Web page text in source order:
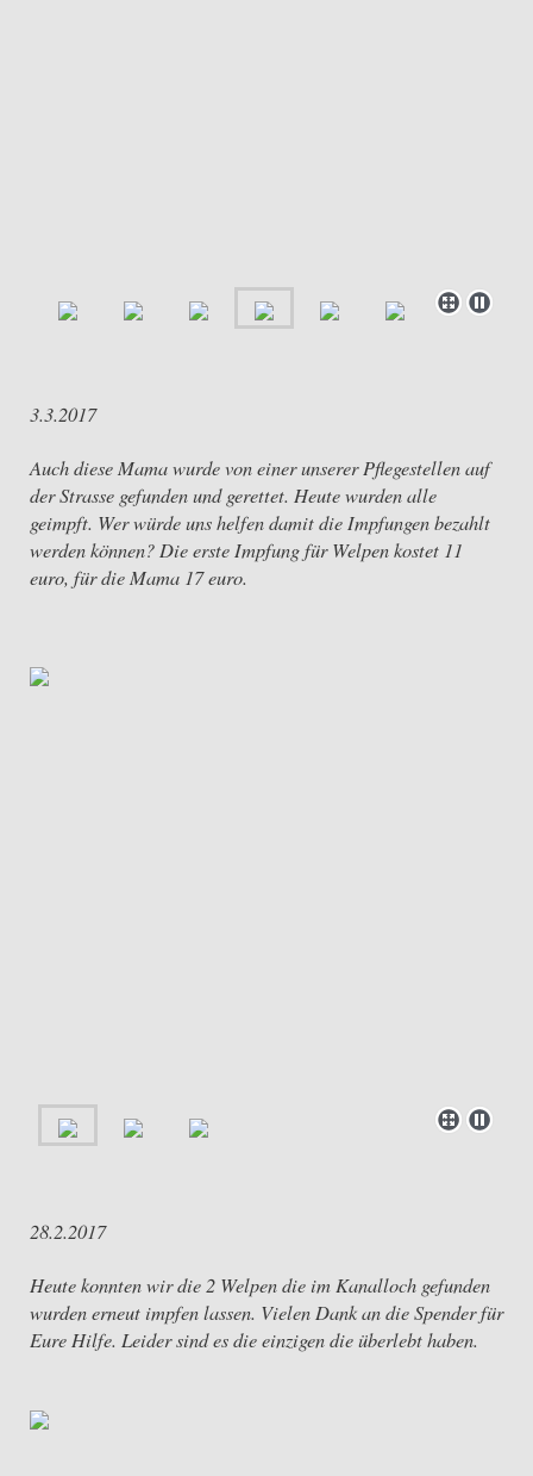
3.3.2017
Auch diese Mama wurde von einer unserer Pflegestellen auf
der Strasse gefunden und gerettet. Heute wurden alle
geimpft. Wer würde uns helfen damit die Impfungen bezahlt
werden können? Die erste Impfung für Welpen kostet 11
euro, für die Mama 17 euro.
28.2.2017
Heute konnten wir die 2 Welpen die im Kanalloch gefunden
wurden erneut impfen lassen. Vielen Dank an die Spender für
Eure Hilfe. Leider sind es die einzigen die überlebt haben.